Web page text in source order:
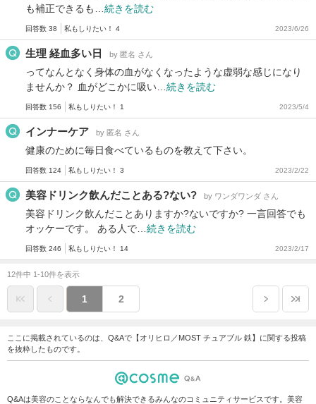
も補正できるも… 続きを読む
回答数 38 私もしりたい！ 4 2023/6/26
生理 経血多い日 by 匿名 さん
ってなんとなく身体の血がなくなったような虚弱な感じになり
ませんか？ 血がどこかに吸い… 続きを読む
回答数 156 私もしりたい！ 1 2023/5/4
インナーケア by 匿名 さん
健康のために毎日食べているものを教えて下さい。
回答数 124 私もしりたい！ 3 2023/2/22
美容ドリンク飲んだことある?ない? by ワンダワンダ さん
美容ドリンク飲んだことありますか?ないですか? 一言回答でも
オッケーです。 ある人で… 続きを読む
回答数 246 私もしりたい！ 14 2023/2/17
12件中 1-10件を表示
1 2
ここに掲載されているのは、Q&Aで【オリヒロ／MOST チュアブル 鉄】に関する投稿
を抜粋したものです。
Q&Aは美容のことならなんでも解決できるみんなのコミュニティサービスです。美容